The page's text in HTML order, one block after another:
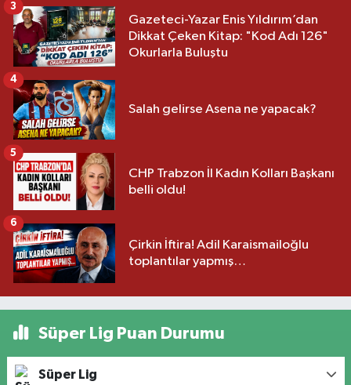
Gazeteci-Yazar Enis Yıldırım’dan
Dikkat Çeken Kitap: "Kod Adı 126"
Okurlarla Buluştu
3
Salah gelirse Asena ne yapacak?
4
CHP Trabzon İl Kadın Kolları Başkanı
belli oldu!
5
Çirkin İftira! Adil Karaismailoğlu
toplantılar yapmış…
6
Süper Lig Puan Durumu
Süper Lig